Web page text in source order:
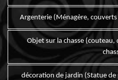
Argenterie (Ménagère,
Objet sur la chasse
décoration de jardin (Statue